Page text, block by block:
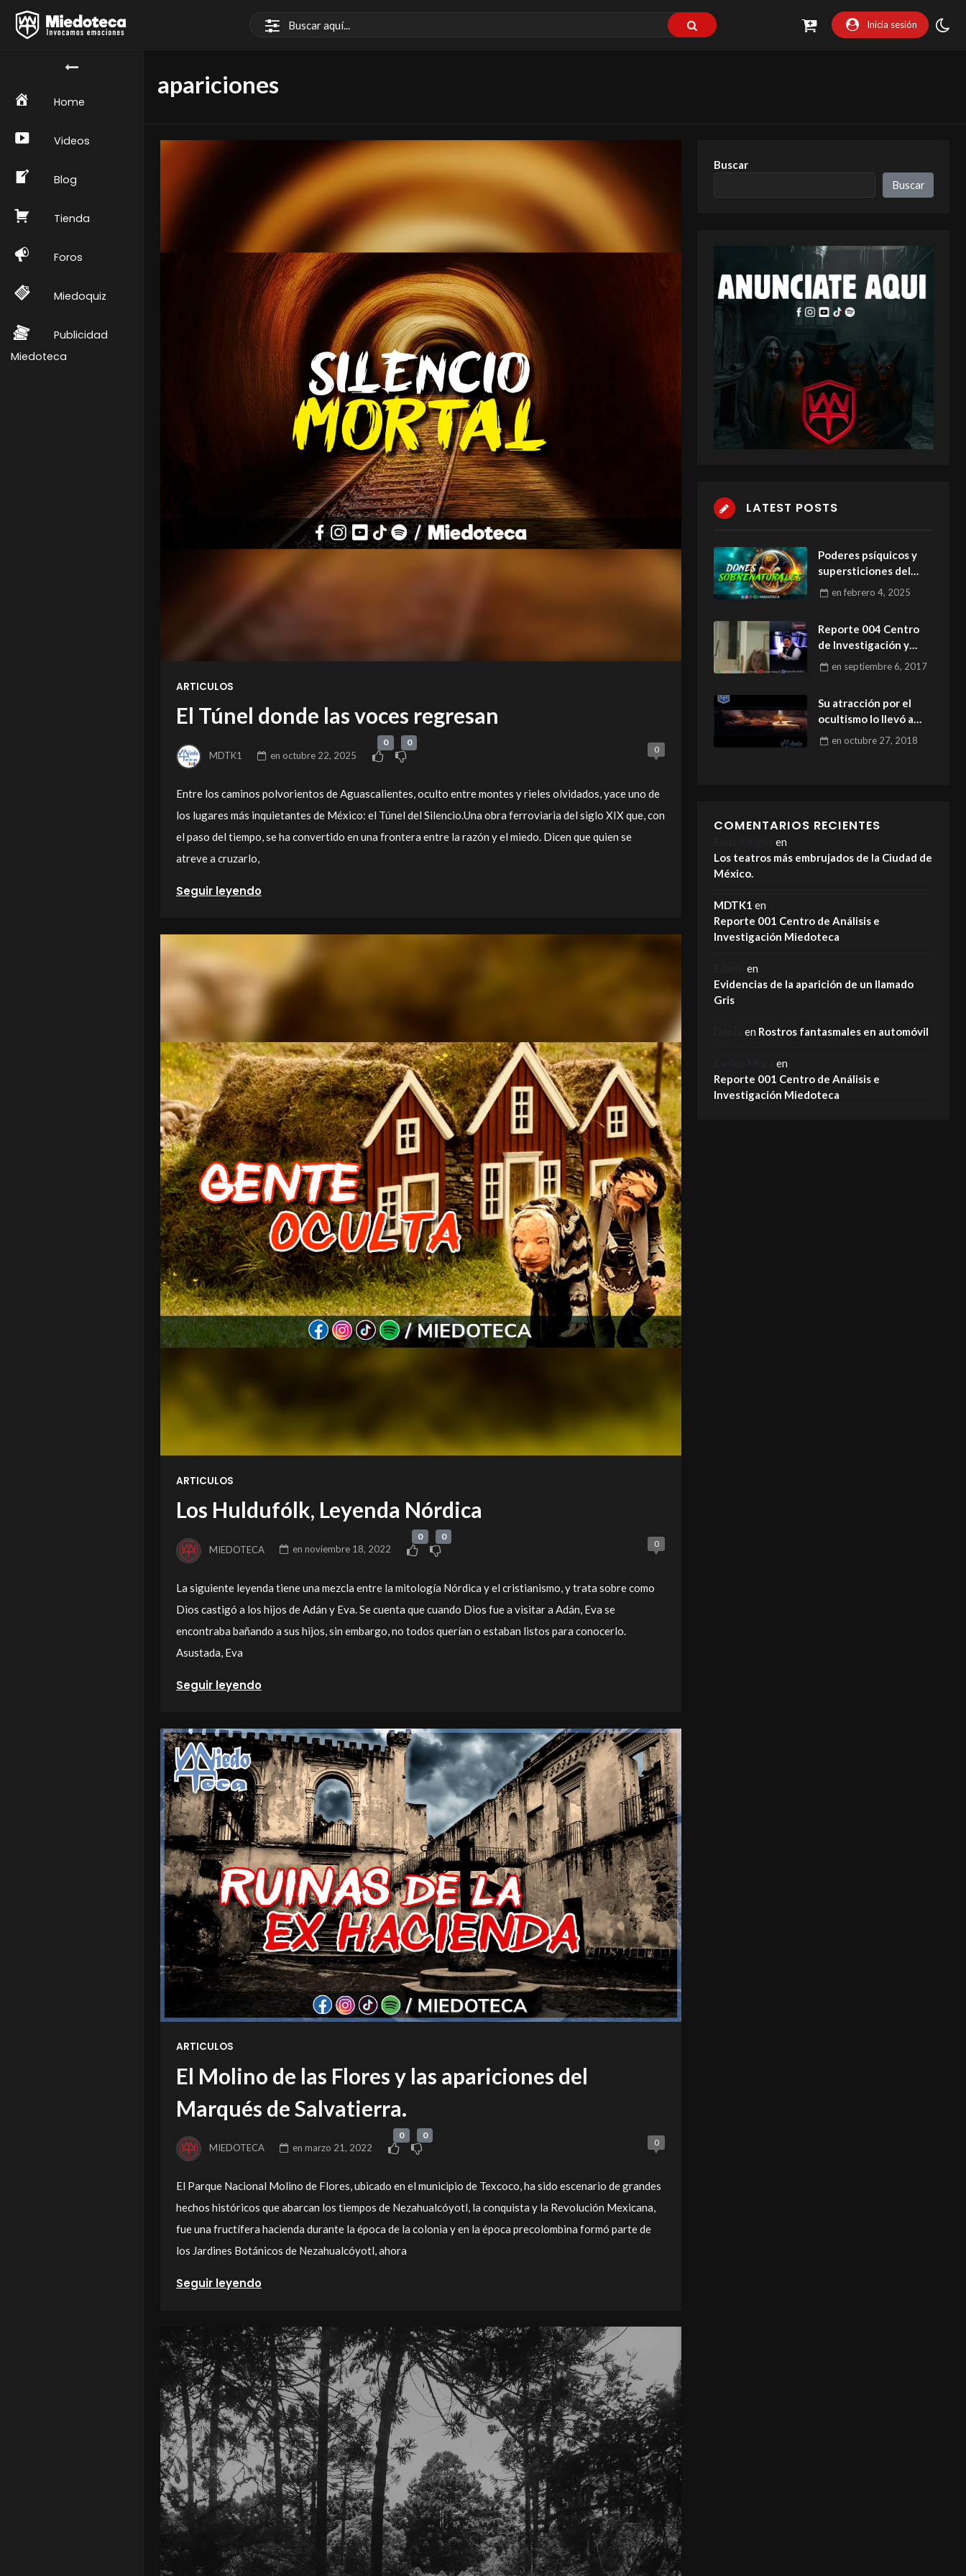
Inicia sesión
Home
Videos
Blog
Tienda
Foros
Miedoquiz
Publicidad
Miedoteca
apariciones
ARTICULOS
El Túnel donde las voces regresan
MDTK1 en octubre 22, 2025
0 0
0
Entre los caminos polvorientos de Aguascalientes, oculto entre montes y rieles olvidados, yace uno de
los lugares más inquietantes de México: el Túnel del Silencio.Una obra ferroviaria del siglo XIX que, con
el paso del tiempo, se ha convertido en una frontera entre la razón y el miedo. Dicen que quien se
atreve a cruzarlo,
Seguir leyendo
ARTICULOS
Los Huldufólk, Leyenda Nórdica
MIEDOTECA en noviembre 18, 2022
0 0
0
La siguiente leyenda tiene una mezcla entre la mitología Nórdica y el cristianismo, y trata sobre como
Dios castigó a los hijos de Adán y Eva. Se cuenta que cuando Dios fue a visitar a Adán, Eva se
encontraba bañando a sus hijos, sin embargo, no todos querían o estaban listos para conocerlo.
Asustada, Eva
Seguir leyendo
ARTICULOS
El Molino de las Flores y las apariciones del
Marqués de Salvatierra.
MIEDOTECA en marzo 21, 2022
0 0
0
El Parque Nacional Molino de Flores, ubicado en el municipio de Texcoco, ha sido escenario de grandes
hechos históricos que abarcan los tiempos de Nezahualcóyotl, la conquista y la Revolución Mexicana,
fue una fructífera hacienda durante la época de la colonia y en la época precolombina formó parte de
los Jardines Botánicos de Nezahualcóyotl, ahora
Seguir leyendo
Buscar
Buscar
LATEST POSTS
Poderes psíquicos y
supersticiones del
nacimiento
enfebrero 4, 2025
Reporte 004 Centro
de Investigación y
Análisis MIEDOTECA
en septiembre 6, 2017
Su atracción por el
ocultismo lo llevó a
vivir una experiencia
en octubre 27, 2018
COMENTARIOS RECIENTES
en
Los teatros más embrujados de la Ciudad de
México.
MDTK1 en
Reporte 001 Centro de Análisis e
Investigación Miedoteca
en
Evidencias de la aparición de un llamado
Gris
en Rostros fantasmales en automóvil
en
Reporte 001 Centro de Análisis e
Investigación Miedoteca